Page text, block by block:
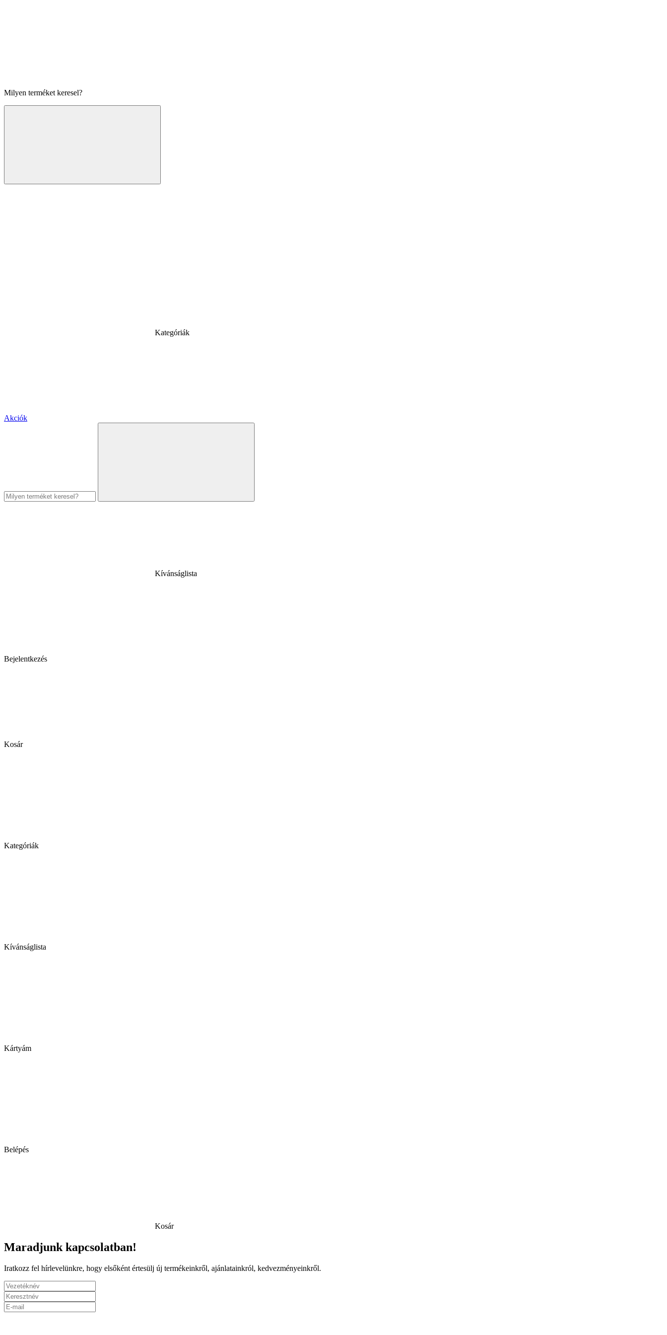
Milyen terméket keresel?
Kategóriák
Akciók
Kívánságlista
Bejelentkezés
Kosár
Kategóriák
Kívánságlista
Kártyám
Belépés
Kosár
Maradjunk kapcsolatban!
Iratkozz fel hírlevelünkre, hogy elsőként értesülj új termékeinkről, ajánlatainkról, kedvezményeinkről.